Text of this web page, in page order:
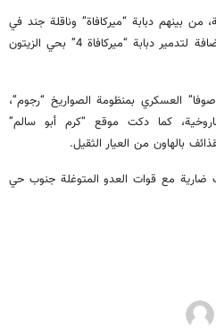
صهيونية، من بينهم دبابة “ميركافاة” وناقلة جند في
في مدينة رفح، جنوب قطاع غزة، بالإضافة لتدمير دبابة “ميركافاة 4” بحي الزيتون
العسكري بمنظومة الصواريخ “رجوم”،
كما دكت موقع “كرم أبو سالم”
بالهاون من العيار الثقيل.
ضارية مع قوات العدو المتوغلة جنوب حي